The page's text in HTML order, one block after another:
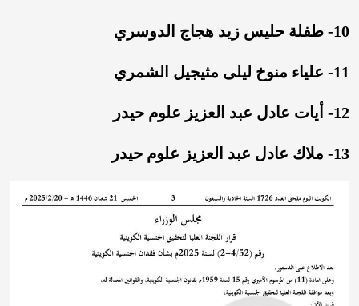
10- طفلة حليس زيد هجاج الدوسري
11- علياء منوخ ليلى مثيجيل الشمري
12- أيات عادل عبد العزيز علوم حيدر
13- ملاك عادل عبد العزيز علوم حيدر